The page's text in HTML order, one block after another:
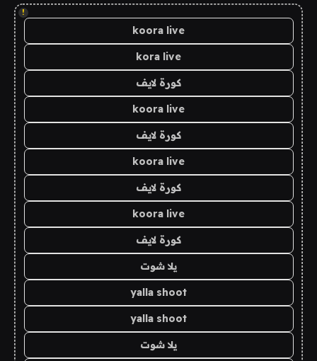
!
koora live
kora live
كورة لايف
koora live
كورة لايف
koora live
كورة لايف
koora live
كورة لايف
يلا شوت
yalla shoot
yalla shoot
يلا شوت